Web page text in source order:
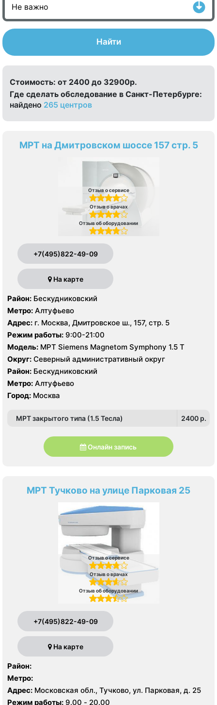
Найти
Стоимость: от 2400 до 32900р.
Где сделать обследование в Санкт-Петербурге:
найдено 265 центров
МРТ на Дмитровском шоссе 157 стр. 5
Отзыв о сервисе
Отзыв о врачах
Отзыв об оборудовании
+7(495)822-49-09
На карте
Район: Бескудниковский
Метро: Алтуфьево
Адрес: г. Москва, Дмитровское ш., 157, стр. 5
Режим работы: 9:00-21:00
Модель:
МРТ Siemens Magnetom Symphony 1.5 Т
Округ: Северный административный округ
Район: Бескудниковский
Метро: Алтуфьево
Город: Москва
МРТ закрытого типа (1.5 Тесла) 2400 p.
Онлайн запись
МРТ Тучково на улице Парковая 25
Отзыв о сервисе
Отзыв о врачах
Отзыв об оборудовании
+7(495)822-49-09
На карте
Район:
Метро:
Адрес: Московская обл., Тучково, ул. Парковая, д. 25
Режим работы: 9.00 - 20.00